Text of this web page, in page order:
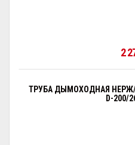
2
ТРУБА ДЫМОХОДНАЯ
D-200/